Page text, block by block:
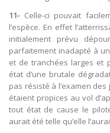
11-Celle-ci pouvait
l’espèce. En effet
initialement prévu
parfaitement inadapté à
et de tranchées larges et
état d’une brutale
pas résisté à l’examen
étaient propices au vol
tout état de cause le
aurait été telle qu’elle